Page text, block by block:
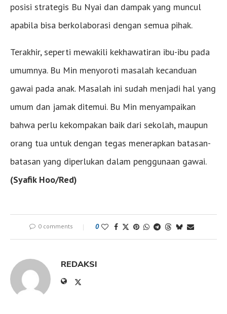
posisi strategis Bu Nyai dan dampak yang muncul
apabila bisa berkolaborasi dengan semua pihak.
Terakhir, seperti mewakili kekhawatiran ibu-ibu pada
umumnya. Bu Min menyoroti masalah kecanduan
gawai pada anak. Masalah ini sudah menjadi hal yang
umum dan jamak ditemui. Bu Min menyampaikan
bahwa perlu kekompakan baik dari sekolah, maupun
orang tua untuk dengan tegas menerapkan batasan-
batasan yang diperlukan dalam penggunaan gawai.
(Syafik Hoo/Red)
0 comments 0
REDAKSI